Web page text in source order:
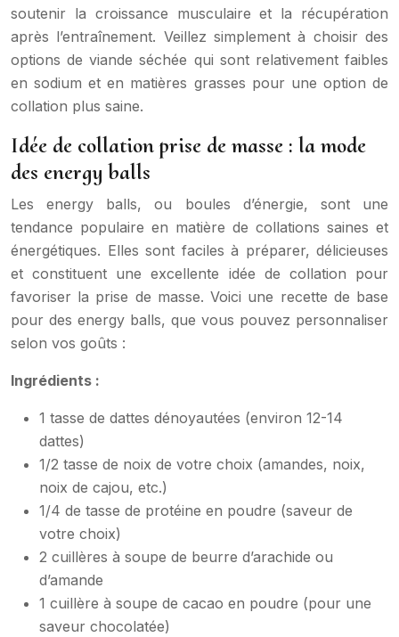
soutenir la croissance musculaire et la récupération
après l’entraînement. Veillez simplement à choisir des
options de viande séchée qui sont relativement faibles
en sodium et en matières grasses pour une option de
collation plus saine.
Idée de collation prise de masse : la mode
des energy balls
Les energy balls, ou boules d’énergie, sont une
tendance populaire en matière de collations saines et
énergétiques. Elles sont faciles à préparer, délicieuses
et constituent une excellente idée de collation pour
favoriser la prise de masse. Voici une recette de base
pour des energy balls, que vous pouvez personnaliser
selon vos goûts :
Ingrédients :
1 tasse de dattes dénoyautées (environ 12-14
dattes)
1/2 tasse de noix de votre choix (amandes, noix,
noix de cajou, etc.)
1/4 de tasse de protéine en poudre (saveur de
votre choix)
2 cuillères à soupe de beurre d’arachide ou
d’amande
1 cuillère à soupe de cacao en poudre (pour une
saveur chocolatée)